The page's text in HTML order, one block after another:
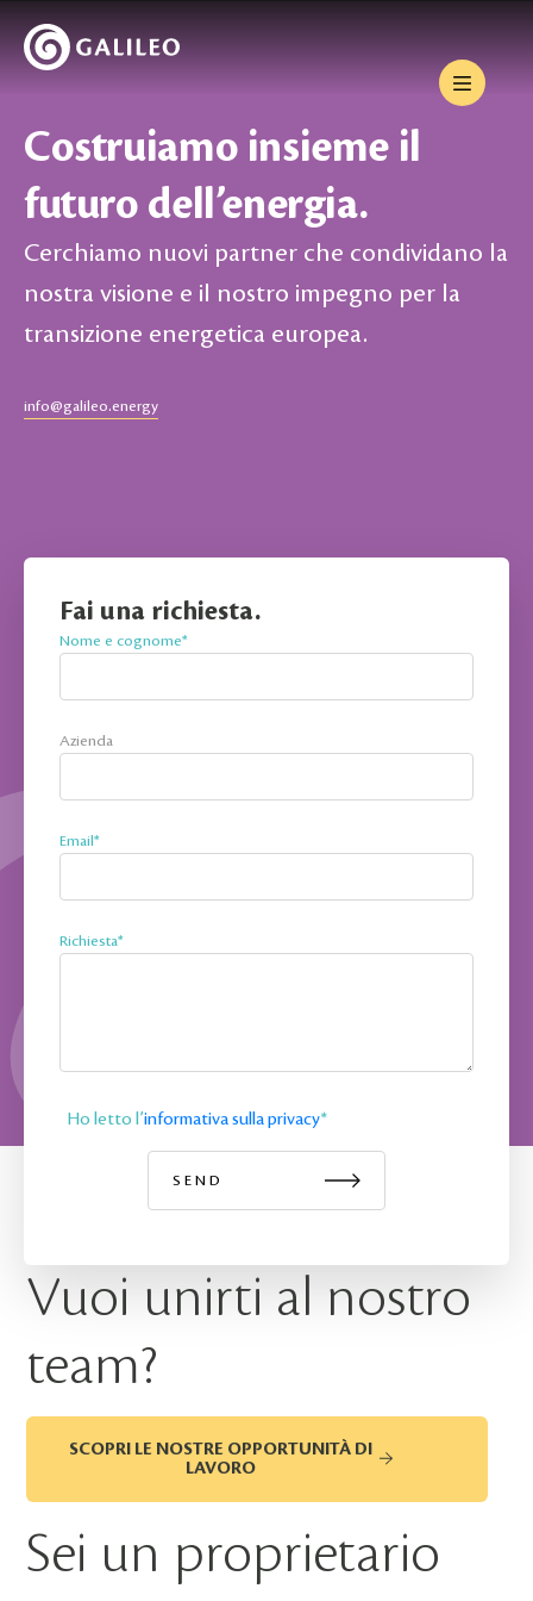
Costruiamo insieme il
futuro dell’energia.
Cerchiamo nuovi partner che condividano la
nostra visione e il nostro impegno per la
transizione energetica europea.
info@galileo.energy
Fai una richiesta.
Nome e cognome*
Azienda
Email*
Richiesta*
Ho letto l’informativa sulla privacy*
Vuoi unirti al nostro
team?
SCOPRI LE NOSTRE OPPORTUNITÀ DI
LAVORO
Sei un proprietario